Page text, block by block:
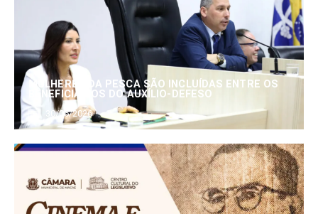
MULHERES DA PESCA SÃO INCLUÍDAS ENTRE OS
BENEFICIÁRIOS DO AUXÍLIO-DEFESO
30/06/2026